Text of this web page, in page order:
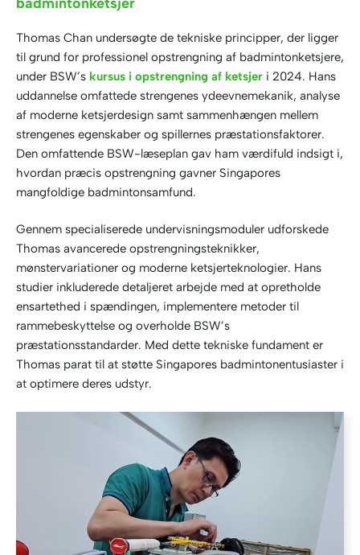
Thomas Chan undersøgte de tekniske principper, der ligger
til grund for professionel opstrengning af badmintonketsjere,
under BSW’s kursus i opstrengning af ketsjer i 2024. Hans
uddannelse omfattede strengenes ydeevnemekanik, analyse
af moderne ketsjerdesign samt sammenhængen mellem
strengenes egenskaber og spillernes præstationsfaktorer.
Den omfattende BSW-læseplan gav ham værdifuld indsigt i,
hvordan præcis opstrengning gavner Singapores
mangfoldige badmintonsamfund.
Gennem specialiserede undervisningsmoduler udforskede
Thomas avancerede opstrengningsteknikker,
mønstervariationer og moderne ketsjerteknologier. Hans
studier inkluderede detaljeret arbejde med at opretholde
ensartethed i spændingen, implementere metoder til
rammebeskyttelse og overholde BSW’s
præstationsstandarder. Med dette tekniske fundament er
Thomas parat til at støtte Singapores badmintonentusiaster i
at optimere deres udstyr.